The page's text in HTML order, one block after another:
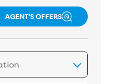
AGENT'S OFFERS